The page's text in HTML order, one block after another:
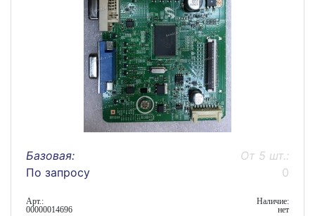
Базовая:
По запросу
От 5 шт.:
0
Арт.:
00000014696
Наличие:
нет